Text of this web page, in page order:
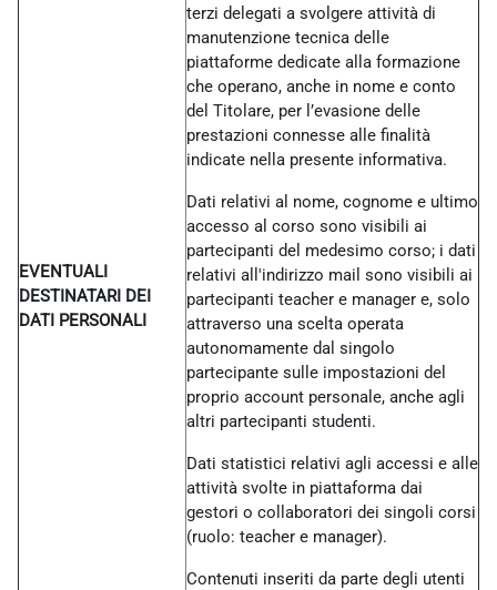
EVENTUALI
DESTINATARI DEI
DATI PERSONALI
terzi delegati a svolgere attività di
manutenzione tecnica delle
piattaforme dedicate alla formazione
che operano, anche in nome e conto
del Titolare, per l’evasione delle
prestazioni connesse alle finalità
indicate nella presente informativa.
Dati relativi al nome, cognome e ultimo
accesso al corso sono visibili ai
partecipanti del medesimo corso; i dati
relativi all'indirizzo mail sono visibili ai
partecipanti teacher e manager e, solo
attraverso una scelta operata
autonomamente dal singolo
partecipante sulle impostazioni del
proprio account personale, anche agli
altri partecipanti studenti.
Dati statistici relativi agli accessi e alle
attività svolte in piattaforma dai
gestori o collaboratori dei singoli corsi
(ruolo: teacher e manager).
Contenuti inseriti da parte degli utenti